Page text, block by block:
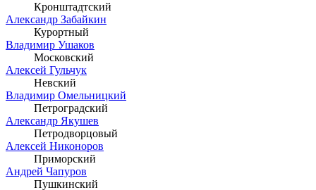
Кронштадтский
Александр Забайкин
Курортный
Владимир Ушаков
Московский
Алексей Гульчук
Невский
Владимир Омельницкий
Петроградский
Александр Якушев
Петродворцовый
Алексей Никоноров
Приморский
Андрей Чапуров
Пушкинский